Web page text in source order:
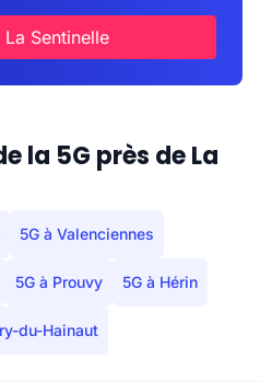
Sentinelle
la 5G près de La
5G à Valenciennes
5G à Prouvy 5G à Hérin
du-Hainaut